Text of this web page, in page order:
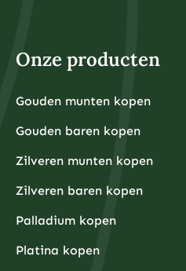
Onze producten
Gouden munten kopen
Gouden baren kopen
Zilveren munten kopen
Zilveren baren kopen
Palladium kopen
Platina kopen